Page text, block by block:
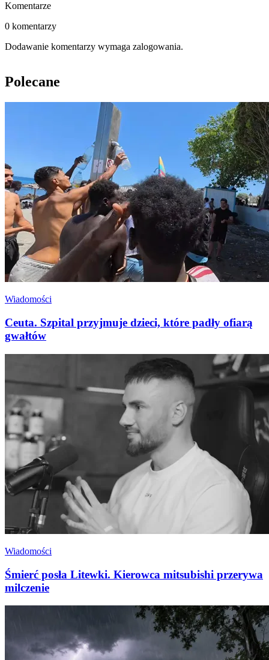
Komentarze
0 komentarzy
Dodawanie komentarzy wymaga zalogowania.
Polecane
Wiadomości
Ceuta. Szpital przyjmuje dzieci, które padły ofiarą
gwałtów
Wiadomości
Śmierć posła Litewki. Kierowca mitsubishi przerywa
milczenie